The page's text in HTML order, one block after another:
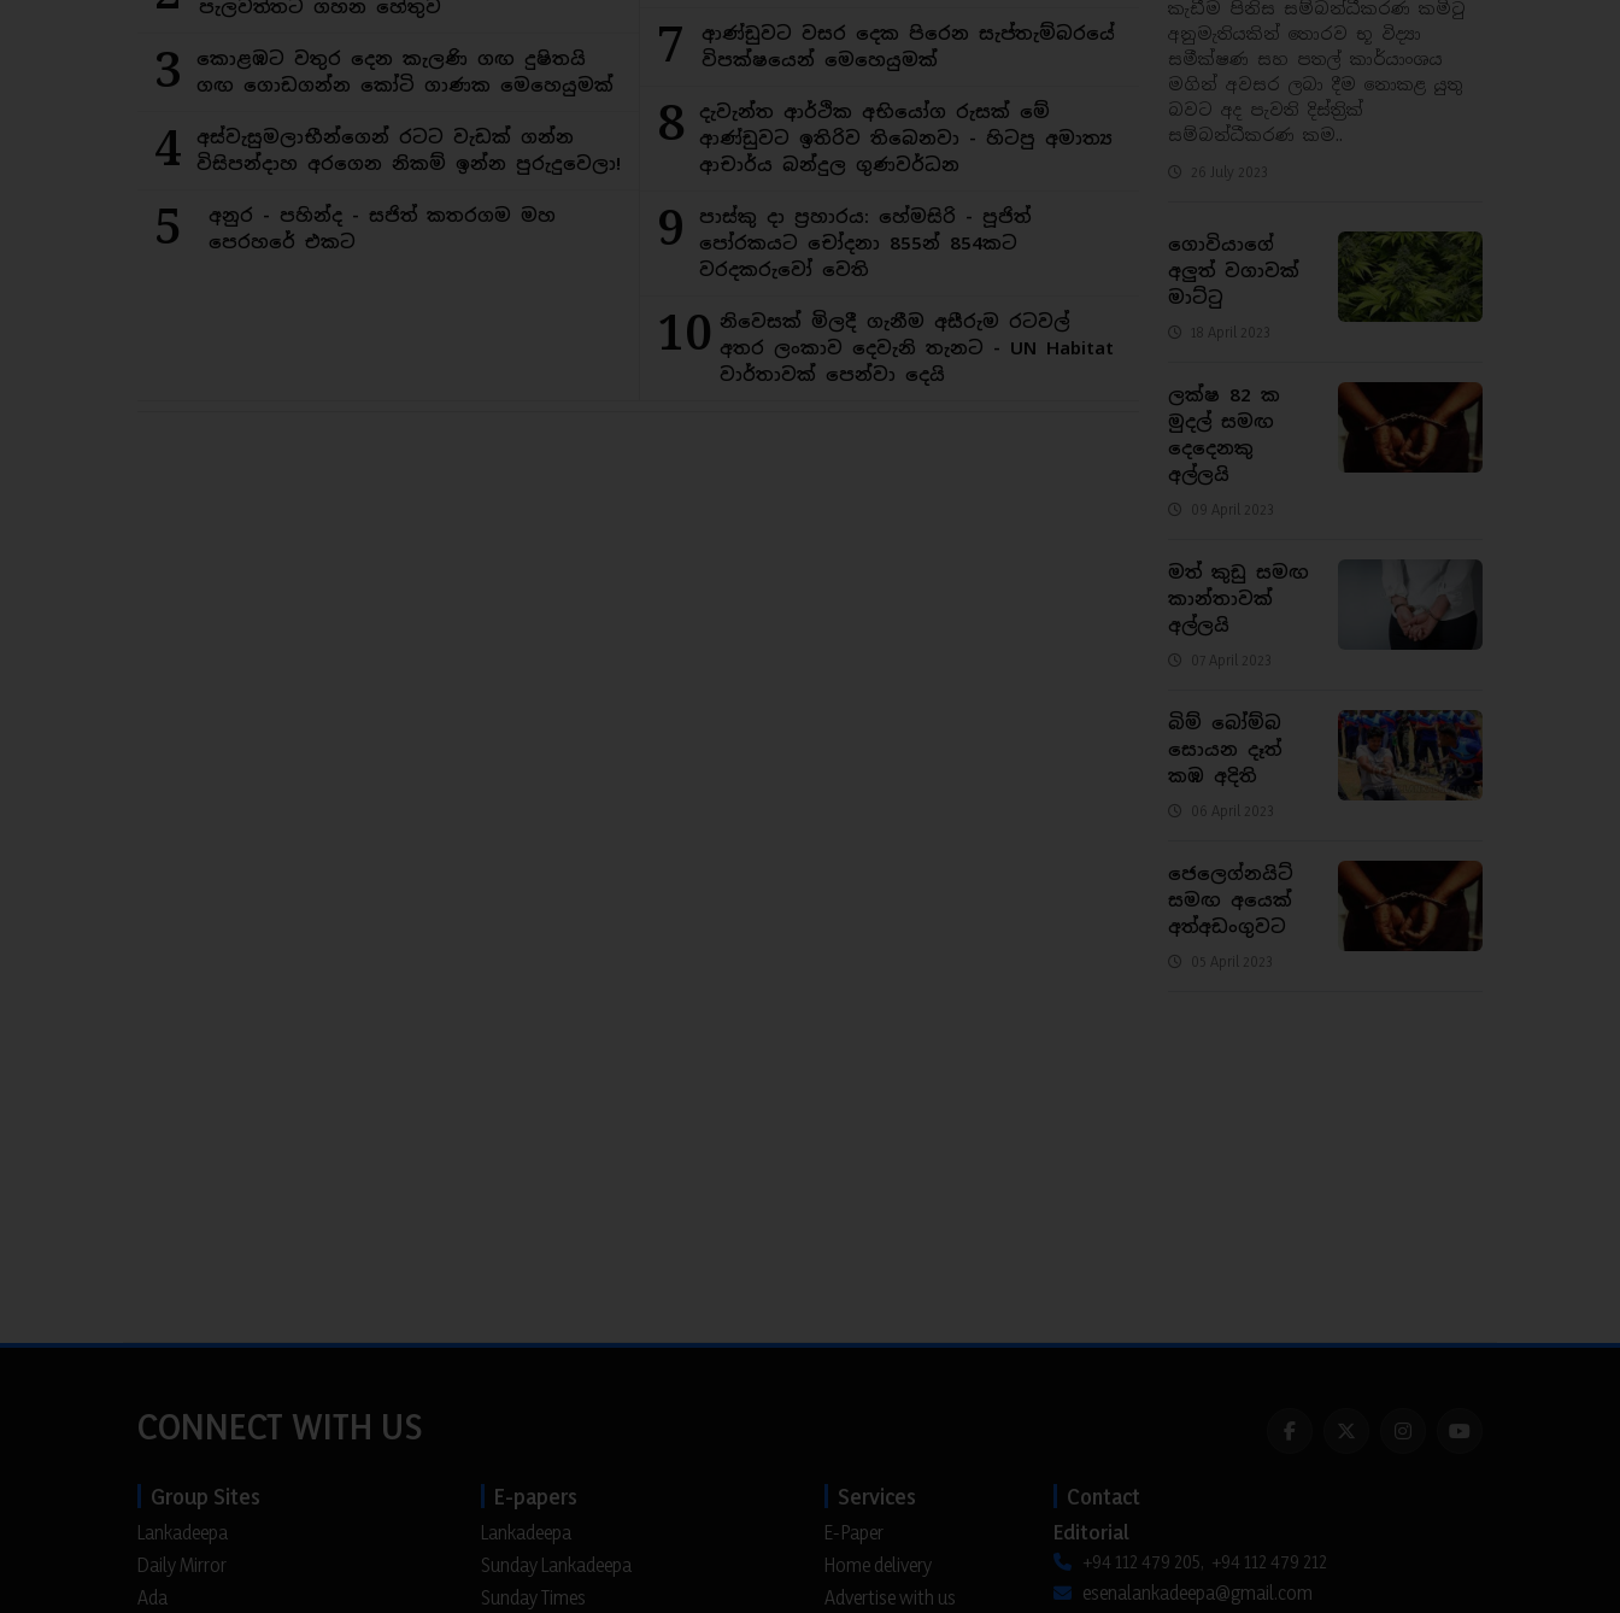
පැලවත්තට ගහන හේතුව
3
කොළඹට වතුර දෙන කැලණි ගඟ දුෂිතයි
ගඟ ගොඩගන්න කෝටි ගාණක මෙහෙයුමක්
4
අස්වැසුමලාභීන්ගෙන් රටට වැඩක් ගන්න
විසිපන්දාහ අරගෙන නිකම් ඉන්න පුරුදුවෙලා!
5
අනුර - පහින්ද - සජිත් කතරගම මහ
පෙරහරේ එකට
7
ආණ්ඩුවට වසර දෙක පිරෙන සැප්තැම්බරයේ
විපක්ෂයෙන් මෙහෙයුමක්
8
දැවැන්ත ආර්ථික අභියෝග රුසක් මේ
ආණ්ඩුවට ඉතිරිව තිබෙනවා - හිටපු අමාත්‍ය
ආචාර්ය බන්දුල ගුණවර්ධන
9
පාස්කු දා ප්‍රහාරය: හේමසිරි - පූජිත්
පෝරකයට චෝදනා 855න් 854කට
වරදකරුවෝ වෙති
10 නිවෙසක් මිලදී ගැනීම අසීරුම රටවල්
අතර ලංකාව දෙවැනි තැනට - UN Habitat
වාර්තාවක් පෙන්වා දෙයි
කැඩීම පිනිස සම්බන්ධීකරණ කමිටු
අනුමැතියකින් තොරව භූ විද්‍යා
සමීක්ෂණ සහ පතල් කාර්යාංශය
මගින් අවසර ලබා දීම නොකළ යුතු
බවට අද පැවති දිස්ත්‍රික්
සම්බන්ධීකරණ කම..
26 July 2023
ගොවියාගේ
අලුත් වගාවක්
මාට්ටු
18 April 2023
ලක්ෂ 82 ක
මුදල් සමඟ
දෙදෙනකු
අල්ලයි
09 April 2023
මත් කුඩු සමඟ
කාන්තාවක්
අල්ලයි
07 April 2023
බිම් බෝම්බ
සොයන දෑත්
කඹ අදිති
06 April 2023
ජෙලෙග්නයිට්
සමඟ අයෙක්
අත්අඩංගුවට
05 April 2023
CONNECT WITH US
Group Sites
Lankadeepa
Daily Mirror
Ada
E-papers
Lankadeepa
Sunday Lankadeepa
Sunday Times
Services
E-Paper
Home delivery
Advertise with us
Contact
Editorial
+94 112 479 205, +94 112 479 212
esenalankadeepa@gmail.com